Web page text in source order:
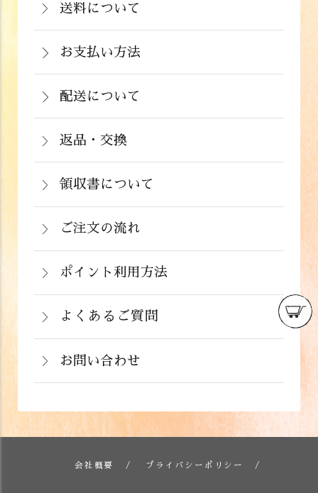
送料について
岡山県：704円(税込)
関西・中国（岡山県除く）・四国・九
州：770円(税込)
関東・信越・北陸・中部：990円(税込)
東北：1,210円(税込)
北海道：1,430円(税込)
沖縄：2,024円(税込)
※クール便の場合は送料＋クール代金
220円（税込）
お支払い方法
お支払いは、カード決済、代金引換（手
数料弊社負担）・銀行振込（前払い）・
郵便振込（前払い）・PayPay（オンラ
イン決済）・ドコモケータイ払い・auか
んたん決済・au PAY・ソフトバンクまと
めて支払い(B)がご利用頂けます。
詳しくはこちら
配送について
通常在庫がある商品につきましては、ご
注文から２～５営業日で発送いたしま
す。
返品・交換
商品が食品のため、お客様のお手元に到
着後の返品は基本的にお受け出来ませ
ん。但し、発送中の破損や不良品、ある
いはご注文と違う商品が届いた場合は、
お手数ですが商品到着後３日以内に当店
までご連絡下さい。
領収書について
領収書をご希望のお客様は、ご注文画面
の備考欄にてお知らせ下さい。なお、お
支払い方法にて領収書の形態が異なりま
す。
ご注文の流れ
ポイント利用方法
会員登録をされたお客様はポイントを利
用できます。ご注文画面の「お支払い方
法選択」画面にて、ポイント利用を入力
することができます。店舗では利用でき
ません。
詳しくはこちら
よくあるご質問
お問い合わせ
フォームでのお問い合わせ
詳しくはこちら
会社概要 プライバシーポリシー